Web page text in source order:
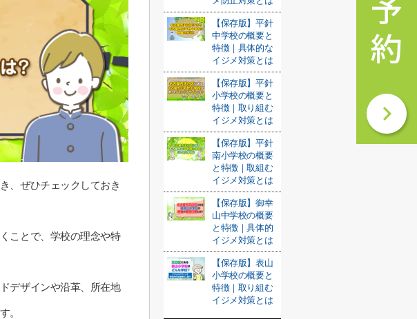
、ぜひチェックしておき
ことで、学校の理念や特
デザインや沿革、所在地
。
【保存版】平針
中学校の概要と
特徴｜具体的な
イジメ対策とは
【保存版】平針
小学校の概要と
特徴｜取り組む
イジメ対策とは
【保存版】平針
南小学校の概要
と特徴｜取組む
イジメ対策とは
【保存版】御幸
山中学校の概要
と特徴｜具体的
イジメ対策とは
【保存版】表山
小学校の概要と
特徴｜取り組む
イジメ対策とは